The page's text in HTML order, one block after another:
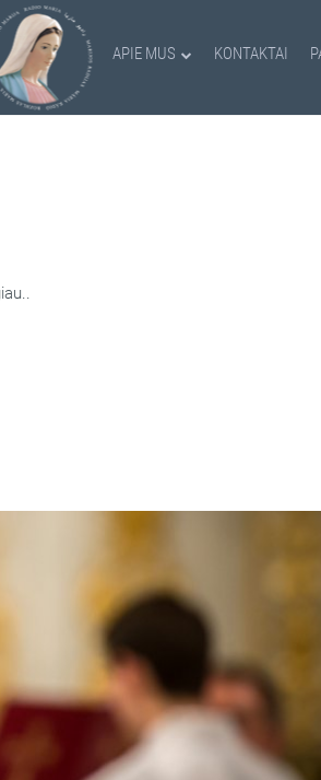
APIE MUS KONTAKTAI